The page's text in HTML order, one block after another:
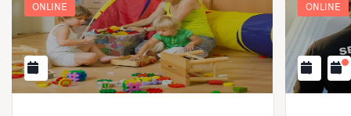
ONLINE ONLINE